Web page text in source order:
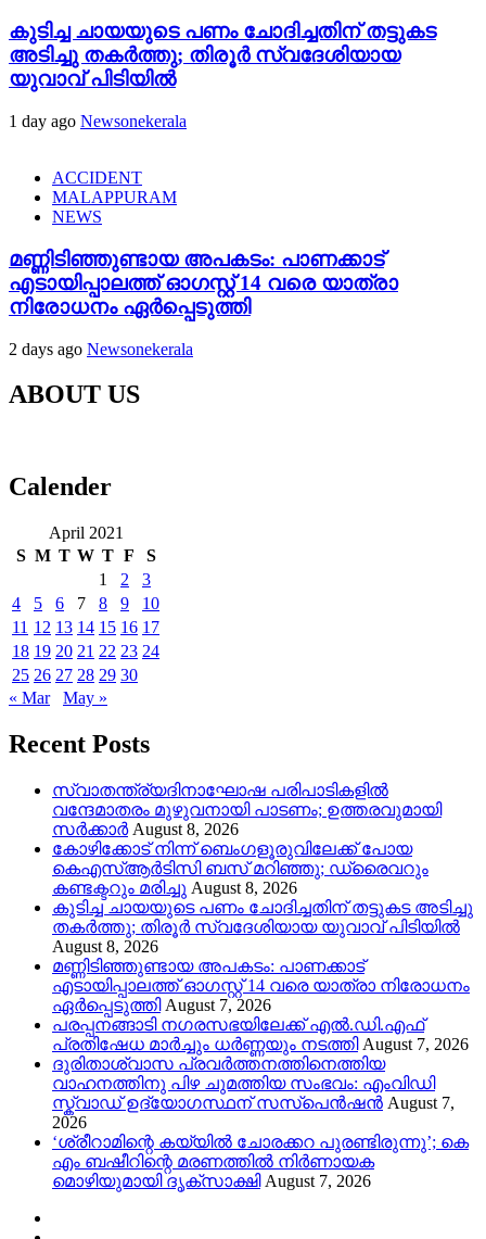
കുടിച്ച ചായയുടെ പണം ചോദിച്ചതിന് തട്ടുകട
അടിച്ചു തകർത്തു; തിരൂർ സ്വദേശിയായ
യുവാവ് പിടിയിൽ
1 day ago Newsonekerala
ACCIDENT
MALAPPURAM
NEWS
മണ്ണിടിഞ്ഞുണ്ടായ അപകടം: പാണക്കാട്
എടായിപ്പാലത്ത് ഓഗസ്റ്റ് 14 വരെ യാത്രാ
നിരോധനം ഏര്‍പ്പെടുത്തി
2 days ago Newsonekerala
ABOUT US
Calender
April 2021
S M T W T F
S
1
2
3
4
5 6 7 8 9
10
11 12 13 14 15 16 17
18 19 20 21 22 23 24
25 26 27 28 29 30
« Mar
May »
Recent Posts
സ്വാതന്ത്ര്യദിനാഘോഷ പരിപാടികളിൽ
വന്ദേമാതരം മുഴുവനായി പാടണം; ഉത്തരവുമായി
സർക്കാർ August 8, 2026
കോഴിക്കോട് നിന്ന് ബെംഗളൂരുവിലേക്ക് പോയ
കെഎസ്ആർടിസി ബസ് മറിഞ്ഞു; ഡ്രൈവറും
കണ്ടക്ടറും മരിച്ചു August 8, 2026
കുടിച്ച ചായയുടെ പണം ചോദിച്ചതിന് തട്ടുകട അടിച്ചു
തകർത്തു; തിരൂർ സ്വദേശിയായ യുവാവ് പിടിയിൽ
August 8, 2026
മണ്ണിടിഞ്ഞുണ്ടായ അപകടം: പാണക്കാട്
എടായിപ്പാലത്ത് ഓഗസ്റ്റ് 14 വരെ യാത്രാ നിരോധനം
ഏര്‍പ്പെടുത്തി August 7, 2026
പരപ്പനങ്ങാടി നഗരസഭയിലേക്ക് എൽ.ഡി.എഫ്
പ്രതിഷേധ മാർച്ചും ധർണ്ണയും നടത്തി August 7, 2026
ദുരിതാശ്വാസ പ്രവർത്തനത്തിനെത്തിയ
വാഹനത്തിനു പിഴ ചുമത്തിയ സംഭവം: എംവിഡി
സ്ക്വാഡ് ഉദ്യോഗസ്ഥന് സസ്പെൻഷൻ August 7,
2026
‘ശ്രീറാമിന്റെ കയ്യിൽ ചോരക്കറ പുരണ്ടിരുന്നു’; കെ
എം ബഷീറിന്റെ മരണത്തിൽ നിർണായക
മൊഴിയുമായി ദൃക്‌സാക്ഷി August 7, 2026